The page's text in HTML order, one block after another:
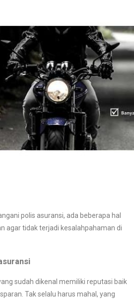
polis asuransi, ada beberapa hal
agar tidak terjadi kesalahpahaman di
sudah dikenal memiliki reputasi baik
Tak selalu harus mahal, yang